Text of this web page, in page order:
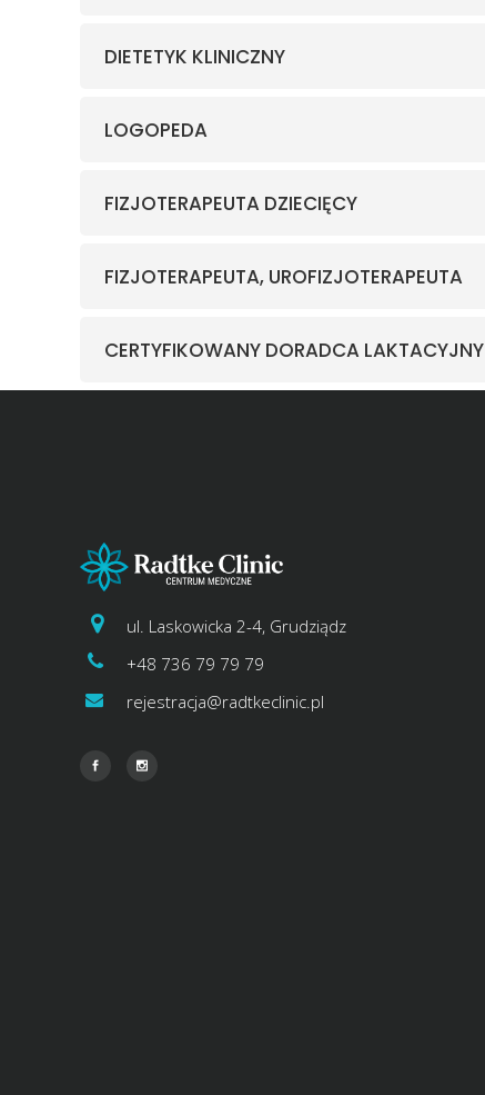
DIETETYK KLINICZNY
LOGOPEDA
FIZJOTERAPEUTA DZIECIĘCY
FIZJOTERAPEUTA, UROFIZJOTERAPEUTA
CERTYFIKOWANY DORADCA LAKTACYJNY
ul. Laskowicka 2-4, Grudziądz
+48 736 79 79 79
rejestracja@radtkeclinic.pl